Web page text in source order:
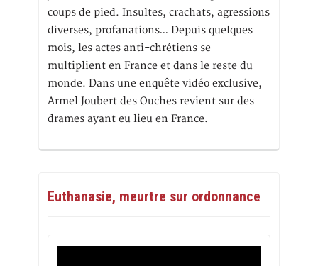
coups de pied. Insultes, crachats, agressions
diverses, profanations… Depuis quelques
mois, les actes anti-chrétiens se
multiplient en France et dans le reste du
monde. Dans une enquête vidéo exclusive,
Armel Joubert des Ouches revient sur des
drames ayant eu lieu en France.
Euthanasie, meurtre sur ordonnance